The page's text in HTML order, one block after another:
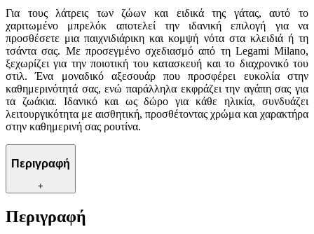
Για τους λάτρεις των ζώων και ειδικά της γάτας, αυτό το
χαριτωμένο μπρελόκ αποτελεί την ιδανική επιλογή για να
προσθέσετε μια παιχνιδιάρικη και κομψή νότα στα κλειδιά ή τη
τσάντα σας. Με προσεγμένο σχεδιασμό από τη Legami Milano,
ξεχωρίζει για την ποιοτική του κατασκευή και το διαχρονικό του
στιλ. Ένα μοναδικό αξεσουάρ που προσφέρει ευκολία στην
καθημερινότητά σας, ενώ παράλληλα εκφράζει την αγάπη σας για
τα ζωάκια. Ιδανικό και ως δώρο για κάθε ηλικία, συνδυάζει
λειτουργικότητα με αισθητική, προσθέτοντας χρώμα και χαρακτήρα
στην καθημερινή σας ρουτίνα.
Περιγραφή
+
Περιγραφή